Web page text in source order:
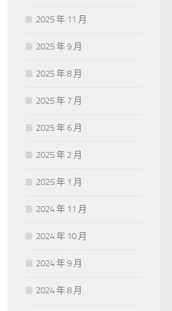
2025 年 11 月
2025 年 9 月
2025 年 8 月
2025 年 7 月
2025 年 6 月
2025 年 2 月
2025 年 1 月
2024 年 11 月
2024 年 10 月
2024 年 9 月
2024 年 8 月